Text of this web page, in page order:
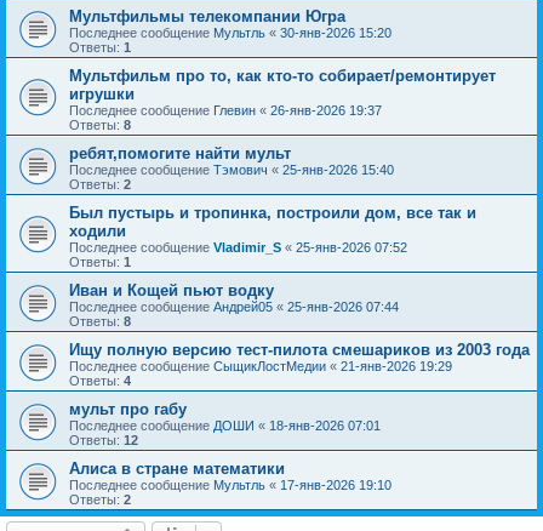
Мультфильмы телекомпании Югра
Последнее сообщение Мультль « 30-янв-2026 15:20
Ответы: 1
Мультфильм про то, как кто-то собирает/ремонтирует
игрушки
Последнее сообщение Глевин « 26-янв-2026 19:37
Ответы: 8
ребят,помогите найти мульт
Последнее сообщение Тэмович « 25-янв-2026 15:40
Ответы: 2
Был пустырь и тропинка, построили дом, все так и
ходили
Последнее сообщение Vladimir_S « 25-янв-2026 07:52
Ответы: 1
Иван и Кощей пьют водку
Последнее сообщение Андрей05 « 25-янв-2026 07:44
Ответы: 8
Ищу полную версию тест-пилота смешариков из 2003 года
Последнее сообщение СыщикЛостМедии « 21-янв-2026 19:29
Ответы: 4
мульт про габу
Последнее сообщение ДОШИ « 18-янв-2026 07:01
Ответы: 12
Алиса в стране математики
Последнее сообщение Мультль « 17-янв-2026 19:10
Ответы: 2